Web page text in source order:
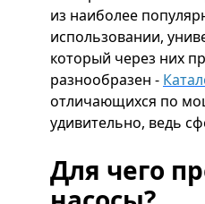
из наиболее
использовании,
который через них
разнообразен -
отличающихся по
удивительно, ведь
Для чего